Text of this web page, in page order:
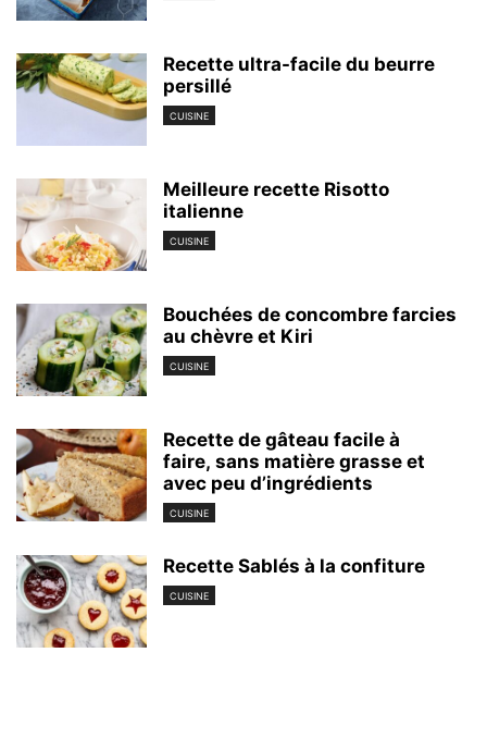
Recette ultra-facile du beurre
persillé
CUISINE
Meilleure recette Risotto
italienne
CUISINE
Bouchées de concombre farcies
au chèvre et Kiri
CUISINE
Recette de gâteau facile à
faire, sans matière grasse et
avec peu d’ingrédients
CUISINE
Recette Sablés à la confiture
CUISINE